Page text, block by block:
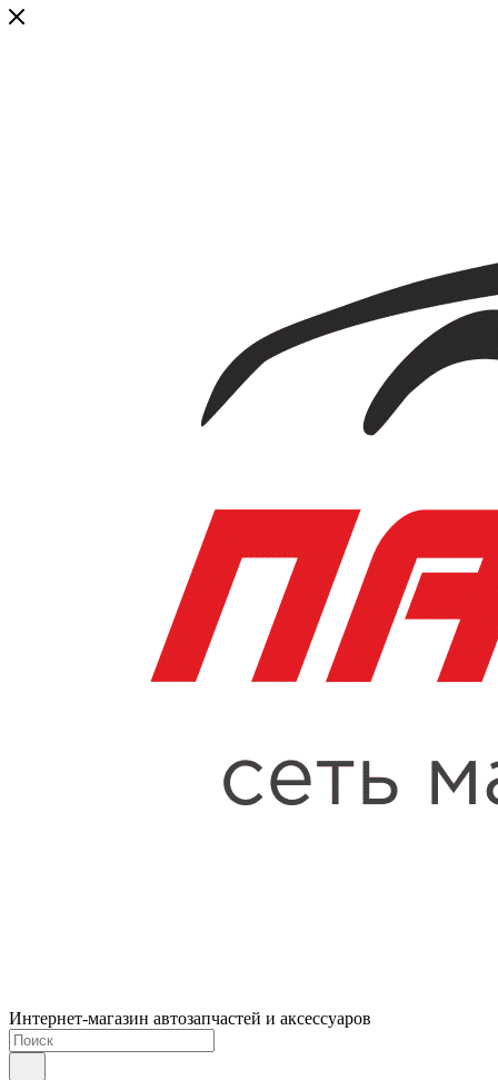
Интернет-магазин автозапчастей и аксессуаров